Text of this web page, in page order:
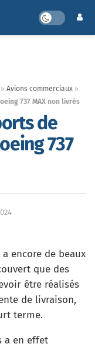
» Avions commerciaux »
737 MAX non livrés
de
737
a encore de beaux
que des
être réalisés
de livraison,
terme.
a en effet